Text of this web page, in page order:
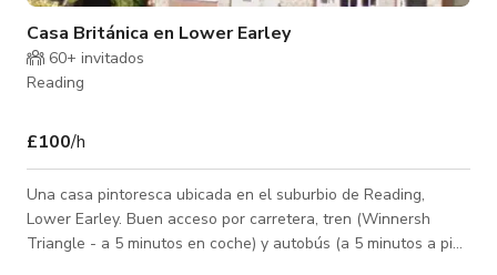
Casa Británica en Lower Earley
60+ invitados
Reading
£100/h
Una casa pintoresca ubicada en el suburbio de Reading,
Lower Earley. Buen acceso por carretera, tren (Winnersh
Triangle - a 5 minutos en coche) y autobús (a 5 minutos a pie).